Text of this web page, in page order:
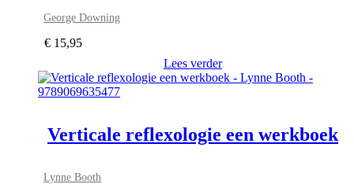
George Downing
€ 15,95
Lees verder
Verticale reflexologie een werkboek
Lynne Booth